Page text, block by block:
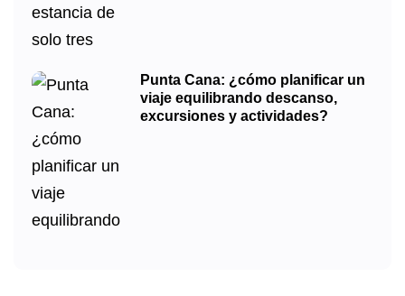
Punta Cana: ¿cómo planificar un
viaje equilibrando descanso,
excursiones y actividades?